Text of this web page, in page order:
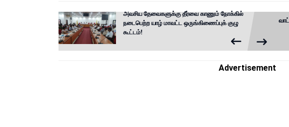
அவசிய தேவைகளுக்கு தீர்வை காணும் நோக்கில்
நடைபெற்ற யாழ் மாவட்ட ஒருங்கிணைப்புக் குழு
கூட்டம்!
Advertisement